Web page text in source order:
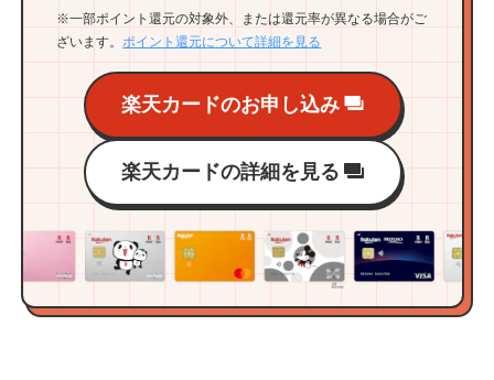
※一部ポイント還元の対象外、または還元率が異なる場合がご
ざいます。 ポイント還元について詳細を見る
楽天カードのお申し込み
楽天カードの詳細を見る